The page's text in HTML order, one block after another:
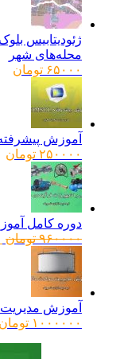
محله‌های شهر
۶۵۰۰۰ تومان
آموزش پیشرفته
۲۵۰۰۰۰ تومان
دوره کامل آموزش
۹۶۰۰۰۰ تومان
آموزش مدیریت
۱۰۰۰۰۰۰ تومان